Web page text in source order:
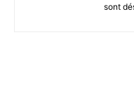
sont